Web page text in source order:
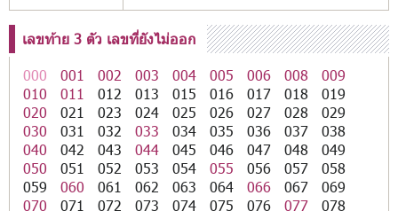
เลขท้าย 3 ตัว เลขที่ยังไม่ออก
000
001 002 003 004 005 006 008
009
010
011 012 013 015 016 017 018
019
020
021 023 024 025 026 027 028
029
030
031 032 033 034 035 036 037
038
040
042 043 044 045 046 047 048
049
050
051 052 053 054 055 056 057
058
059
060 061 062 063 064 066 067
069
070
071 072 073 074 075 076 077
078